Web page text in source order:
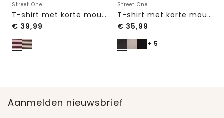
Street One
T-shirt met korte mouwen, ronde hals en strepen
€ 39,99
Street One
T-shirt met korte mouwen en ronde hals in effen kleur
€ 35,99
+ 5
Aanmelden nieuwsbrief